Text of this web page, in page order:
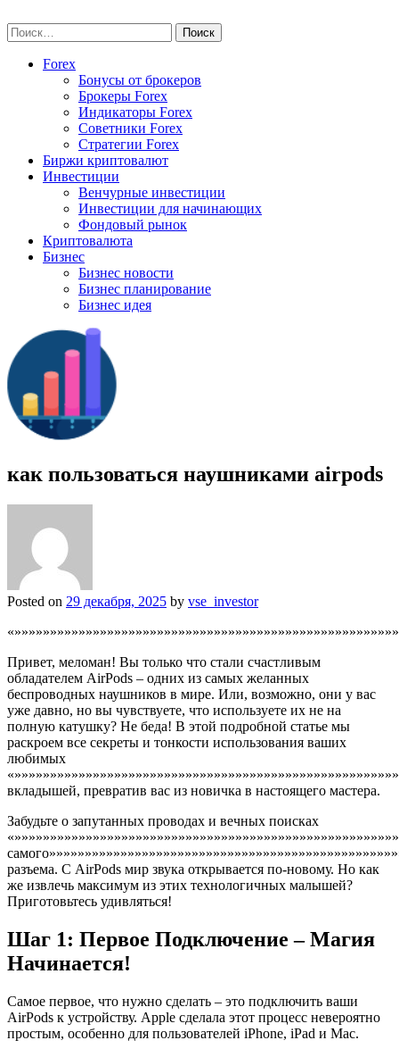
to
content
Найти:
Forex
Бонусы от брокеров
Брокеры Forex
Индикаторы Forex
Советники Forex
Стратегии Forex
Биржи криптовалют
Инвестиции
Венчурные инвестиции
Инвестиции для начинающих
Фондовый рынок
Криптовалюта
Бизнес
Бизнес новости
Бизнес планирование
Бизнес идея
как пользоваться наушниками airpods
Posted on 29 декабря, 2025 by vse_investor
Привет, меломан! Вы только что стали счастливым
обладателем AirPods – одних из самых желанных
беспроводных наушников в мире. Или, возможно, они у вас
уже давно, но вы чувствуете, что используете их не на
полную катушку? Не беда! В этой подробной статье мы
раскроем все секреты и тонкости использования ваших
любимых
вкладышей, превратив вас из новичка в настоящего мастера.
Забудьте о запутанных проводах и вечных поисках
разъема. С AirPods мир звука открывается по-новому. Но как
же извлечь максимум из этих технологичных малышей?
Приготовьтесь удивляться!
Шаг 1: Первое Подключение – Магия
Начинается!
Самое первое, что нужно сделать – это подключить ваши
AirPods к устройству. Apple сделала этот процесс невероятно
простым, особенно для пользователей iPhone, iPad и Mac.